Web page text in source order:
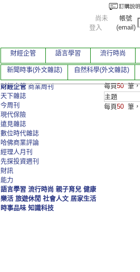
每頁50 筆
主題
每頁50 筆
財經企管 商業周刊
天下雜誌
今周刊
現代保險
遠見雜誌
數位時代雜誌
哈佛商業評論
經理人月刊
先探投資週刊
財訊
能力
語言學習 流行時尚 親子育兒 健康
樂活 旅遊休閒 社會人文 居家生活
時事品味 知識科技
尚未
登入
帳號
(email)
財經企管
語言學習 流行時尚
新聞時事(外文雜誌) 自然科學(外文雜誌)